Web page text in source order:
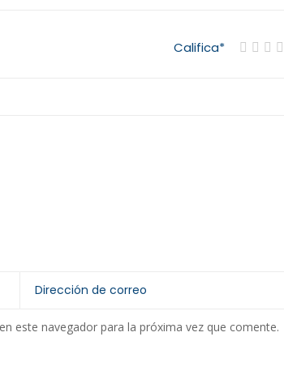
Califica*
este navegador para la próxima vez que comente.